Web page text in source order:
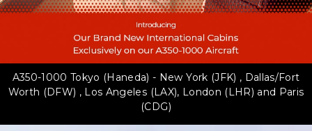
A350-1000 Tokyo (Haneda) - New York (JFK) , Dallas/Fort
Worth (DFW) , Los Angeles (LAX), London (LHR) and Paris
(CDG)